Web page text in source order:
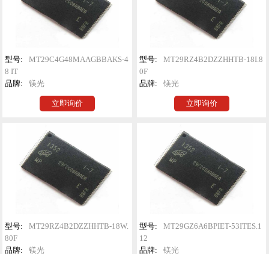
型号:
MT29C4G48MAAGBBAKS-4
8 IT
品牌:
镁光
立即询价
型号:
MT29RZ4B2DZZHHTB-18I.8
0F
品牌:
镁光
立即询价
型号:
MT29RZ4B2DZZHHTB-18W.
80F
品牌:
镁光
型号:
MT29GZ6A6BPIET-53ITES.1
12
品牌:
镁光